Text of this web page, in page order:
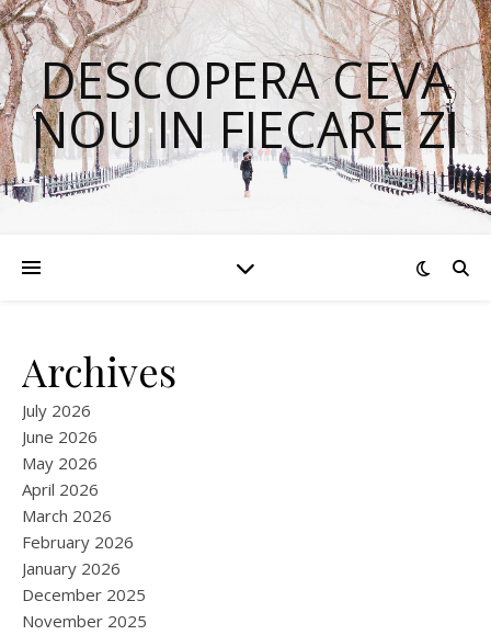
DESCOPERA CEVA
NOU IN FIECARE ZI
Archives
July 2026
June 2026
May 2026
April 2026
March 2026
February 2026
January 2026
December 2025
November 2025